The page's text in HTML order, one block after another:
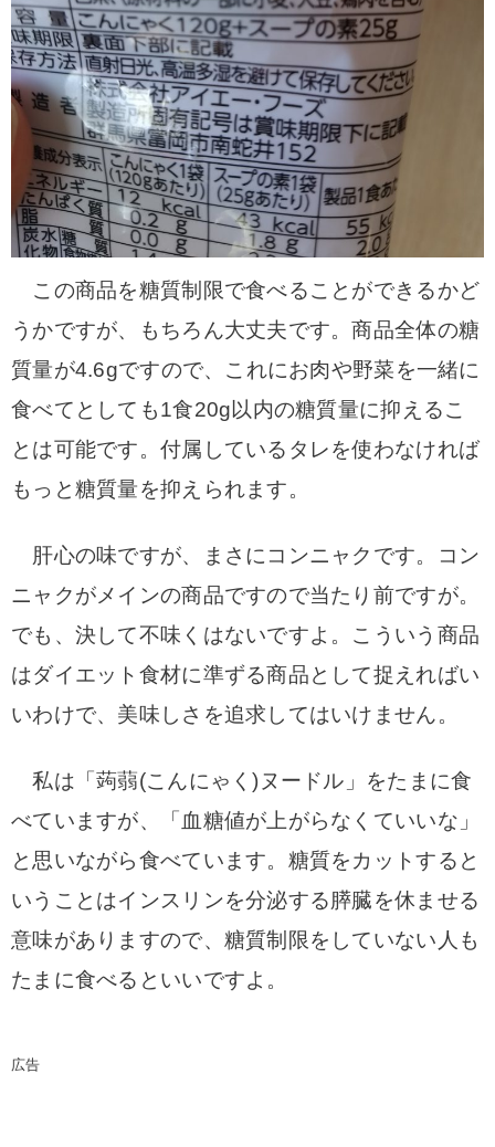
この商品を糖質制限で食べることができるかど
うかですが、もちろん大丈夫です。商品全体の糖
質量が4.6gですので、これにお肉や野菜を一緒に
食べてとしても1食20g以内の糖質量に抑えるこ
とは可能です。付属しているタレを使わなければ
もっと糖質量を抑えられます。
肝心の味ですが、まさにコンニャクです。コン
ニャクがメインの商品ですので当たり前ですが。
でも、決して不味くはないですよ。 こういう商品
はダイエット食材に準ずる商品として捉えればい
いわけで、美味しさを追求してはいけません。
私は「蒟蒻(こんにゃく)ヌードル」をたまに食
べていますが、「血糖値が上がらなくていいな」
と思いながら食べています。糖質をカットすると
いうことはインスリンを分泌する膵臓を休ませる
意味がありますので、糖質制限をしていない人も
たまに食べるといいですよ。
広告